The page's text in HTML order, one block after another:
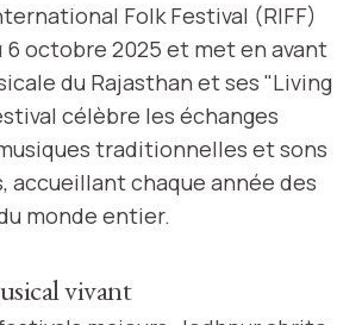
Folk Festival (RIFF)
6 octobre 2025 et met en avant
du Rajasthan et ses "Living
célèbre les échanges
traditionnelles et sons
accueillant chaque année des
monde entier.
vivant